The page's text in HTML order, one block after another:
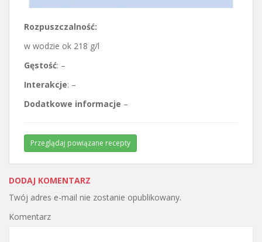
Rozpuszczalność:
w wodzie ok 218 g/l
Gęstość: –
Interakcje: –
Dodatkowe informacje –
Przeglądaj powiązane recepty
DODAJ KOMENTARZ
Twój adres e-mail nie zostanie opublikowany.
Komentarz